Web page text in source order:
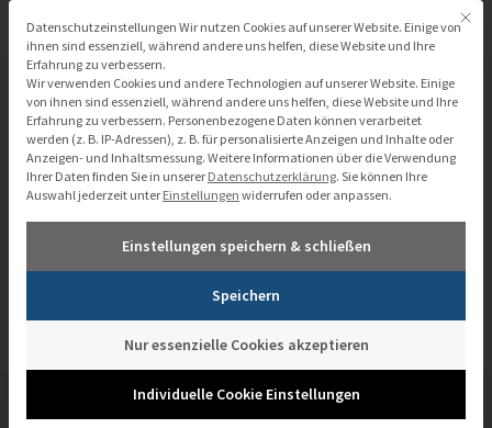
Inhalt
springen
Redpanda
Mit
Datenschutzeinstellungen
Datenschutzeinstellungen Wir nutzen Cookies auf unserer Website. Einige von
ihnen sind essenziell, während andere uns helfen, diese Website und Ihre
Erfahrung zu verbessern.
Wir verwenden Cookies und andere Technologien auf unserer Website. Einige
von ihnen sind essenziell, während andere uns helfen, diese Website und Ihre
Erfahrung zu verbessern. Personenbezogene Daten können verarbeitet
werden (z. B. IP-Adressen), z. B. für personalisierte Anzeigen und Inhalte oder
Anzeigen- und Inhaltsmessung. Weitere Informationen über die Verwendung
Ihrer Daten finden Sie in unserer Datenschutzerklärung. Sie können Ihre
Auswahl jederzeit unter Einstellungen widerrufen oder anpassen.
Einstellungen speichern & schließen
Speichern
Nur essenzielle Cookies akzeptieren
Individuelle Cookie Einstellungen